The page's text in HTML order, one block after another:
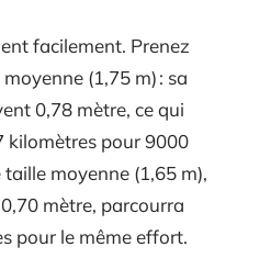
facilement. Prenez
(1,75 m) : sa
0,78 mètre, ce qui
kilomètres pour 9000
moyenne (1,65 m),
mètre, parcourra
pour le même effort.